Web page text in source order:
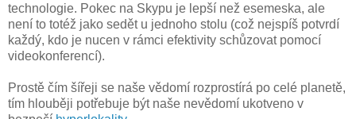
technologie. Pokec na Skypu je lepší než esemeska, ale
není to totéž jako sedět u jednoho stolu (což nejspíš potvrdí
každý, kdo je nucen v rámci efektivity schůzovat pomocí
videokonferencí).
Prostě čím šířeji se naše vědomí rozprostírá po celé planetě,
tím hlouběji potřebuje být naše nevědomí ukotveno v